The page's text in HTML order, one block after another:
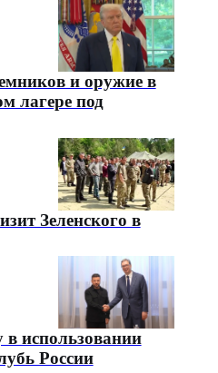
и оружие в
лагере под
Зеленского в
использовании
России